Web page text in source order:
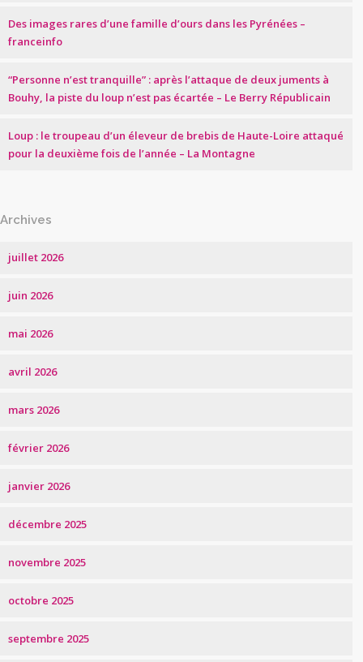
Des images rares d’une famille d’ours dans les Pyrénées –
franceinfo
“Personne n’est tranquille” : après l’attaque de deux juments à
Bouhy, la piste du loup n’est pas écartée – Le Berry Républicain
Loup : le troupeau d’un éleveur de brebis de Haute-Loire attaqué
pour la deuxième fois de l’année – La Montagne
Archives
juillet 2026
juin 2026
mai 2026
avril 2026
mars 2026
février 2026
janvier 2026
décembre 2025
novembre 2025
octobre 2025
septembre 2025